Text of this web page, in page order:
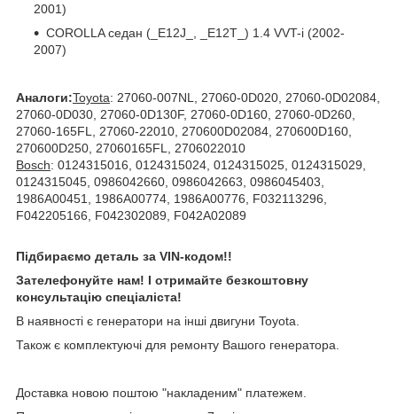
2001)
COROLLA седан (_E12J_, _E12T_) 1.4 VVT-i (2002-
2007)
Аналоги:Toyota: 27060-007NL, 27060-0D020, 27060-0D02084,
27060-0D030, 27060-0D130F, 27060-0D160, 27060-0D260,
27060-165FL, 27060-22010, 270600D02084, 270600D160,
270600D250, 27060165FL, 2706022010
Bosch: 0124315016, 0124315024, 0124315025, 0124315029,
0124315045, 0986042660, 0986042663, 0986045403,
1986A00451, 1986A00774, 1986A00776, F032113296,
F042205166, F042302089, F042A02089
Підбираємо деталь за VIN-кодом!!
Зателефонуйте нам! І отримайте безкоштовну
консультацію спеціаліста!
В наявності є генератори на інші двигуни Toyota.
Також є комплектуючі для ремонту Вашого генератора.
Доставка новою поштою "накладеним" платежем.